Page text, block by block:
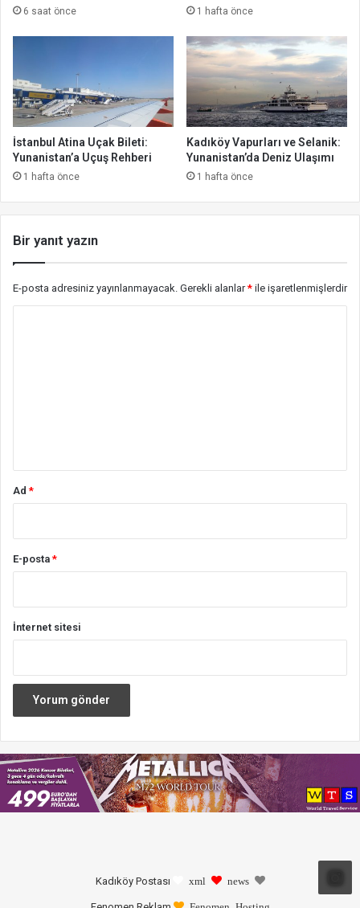
6 saat önce 1 hafta önce
İstanbul Atina Uçak Bileti:
Yunanistan’a Uçuş Rehberi
1 hafta önce
Kadıköy Vapurları ve Selanik:
Yunanistan’da Deniz Ulaşımı
1 hafta önce
Bir yanıt yazın
E-posta adresiniz yayınlanmayacak. Gerekli alanlar* ile işaretlenmişlerdir
Ad*
E-posta*
İnternet sitesi
Kadıköy Postası xml news
Fenomen Hosting